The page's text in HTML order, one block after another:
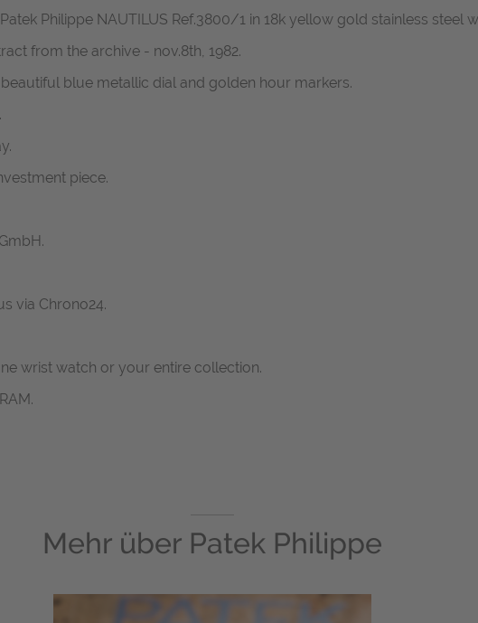
Philippe NAUTILUS Ref.3800/1 in 18k yellow gold stainless steel
from the archive - nov.8th, 1982.
blue metallic dial and golden hour markers.
piece.
via Chrono24.
wrist watch or your entire collection.
Mehr über Patek Philippe